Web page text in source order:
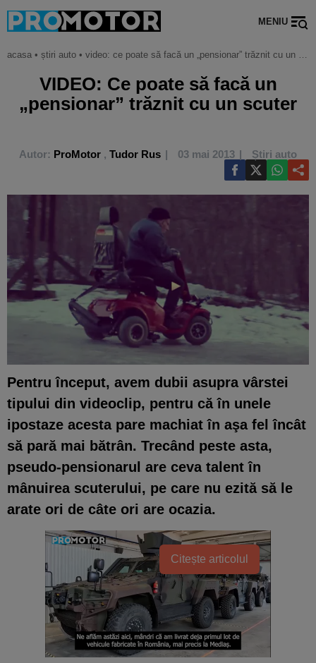
MENIU
acasa • știri auto • video: ce poate să facă un „pensionar” trăznit cu un scuter
VIDEO: Ce poate să facă un
„pensionar” trăznit cu un scuter
Autor: ProMotor , Tudor Rus 03 mai 2013 Știri auto
Pentru început, avem dubii asupra vârstei
tipului din videoclip, pentru că în unele
ipostaze acesta pare machiat în aşa fel încât
să pară mai bătrân. Trecând peste asta,
pseudo-pensionarul are ceva talent în
mânuirea scuterului, pe care nu ezită să le
arate ori de câte ori are ocazia.
Citește articolul